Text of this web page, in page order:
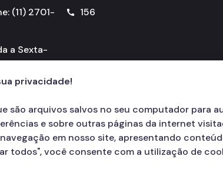
(11) 2701-
a Sexta-
call 156
privacidade!
são arquivos salvos no seu computador para
e sobre outras páginas da internet
em nosso site, apresentando
todos", você consente com a utilização de